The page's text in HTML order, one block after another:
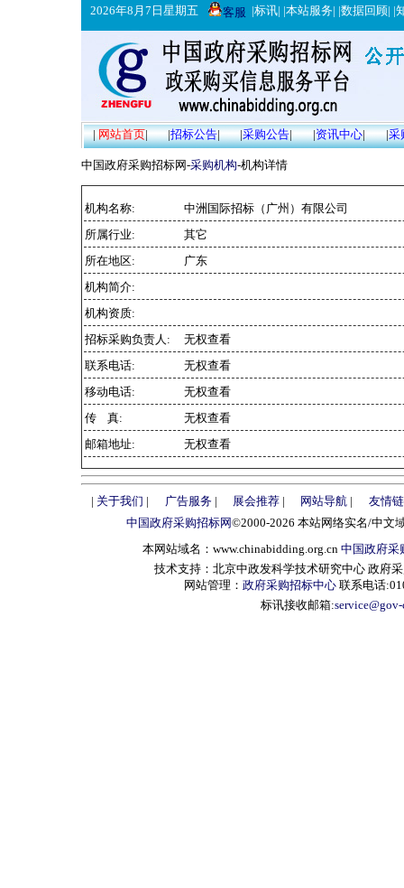
2026年8月7日星期五 客服 |标讯| |本站服务| |数据回顾| |
|网站首页| |招标公告| |采购公告| |资讯中心| |采
中国政府采购招标网-采购机构-机构详情
机构名称:
中洲国际招标（广州）有限公司
所属行业:
其它
所在地区:
广东
机构简介:
机构资质:
招标采购负责人:
无权查看
联系电话:
无权查看
移动电话:
无权查看
传 真:
无权查看
邮箱地址:
无权查看
| 关于我们 | 广告服务| 展会推荐| 网站导航 |
友情
中国政府采购招标网©2000-2026 本站网络实名/中文
本网站域名：www.chinabidding.org.cn 中国政府采
技术支持：北京中政发科学技术研究中心 政府
网站管理： 政府采购招标中心 联系电话
标讯接收邮箱: